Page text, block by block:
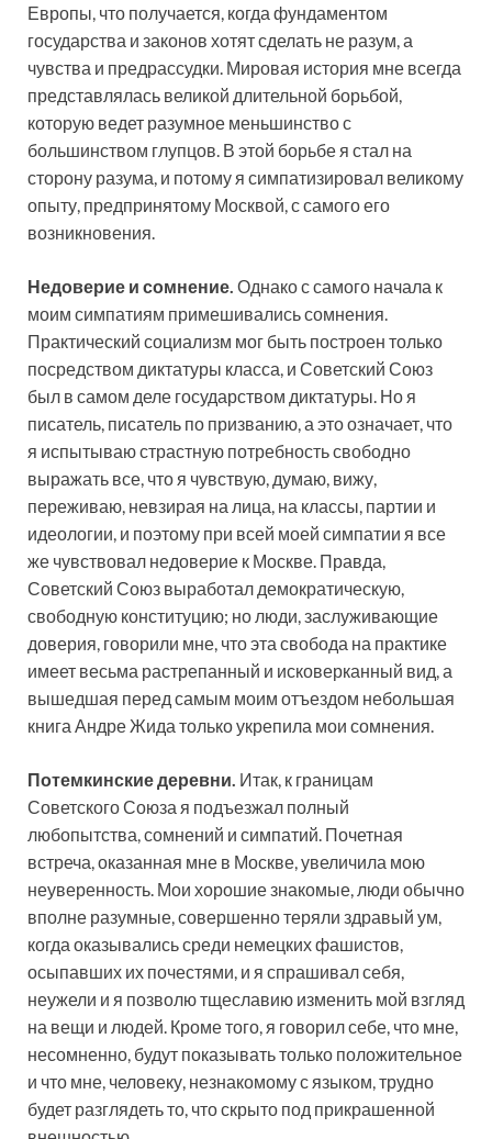
Европы, что получается, когда фундаментом
государства и законов хотят сделать не разум, а
чувства и предрассудки. Мировая история мне всегда
представлялась великой длительной борьбой,
которую ведет разумное меньшинство с
большинством глупцов. В этой борьбе я стал на
сторону разума, и потому я симпатизировал великому
опыту, предпринятому Москвой, с самого его
возникновения.
Недоверие и сомнение. Однако с самого начала к
моим симпатиям примешивались сомнения.
Практический социализм мог быть построен только
посредством диктатуры класса, и Советский Союз
был в самом деле государством диктатуры. Но я
писатель, писатель по призванию, а это означает, что
я испытываю страстную потребность свободно
выражать все, что я чувствую, думаю, вижу,
переживаю, невзирая на лица, на классы, партии и
идеологии, и поэтому при всей моей симпатии я все
же чувствовал недоверие к Москве. Правда,
Советский Союз выработал демократическую,
свободную конституцию; но люди, заслуживающие
доверия, говорили мне, что эта свобода на практике
имеет весьма растрепанный и исковерканный вид, а
вышедшая перед самым моим отъездом небольшая
книга Андре Жида только укрепила мои сомнения.
Потемкинские деревни. Итак, к границам
Советского Союза я подъезжал полный
любопытства, сомнений и симпатий. Почетная
встреча, оказанная мне в Москве, увеличила мою
неуверенность. Мои хорошие знакомые, люди обычно
вполне разумные, совершенно теряли здравый ум,
когда оказывались среди немецких фашистов,
осыпавших их почестями, и я спрашивал себя,
неужели и я позволю тщеславию изменить мой взгляд
на вещи и людей. Кроме того, я говорил себе, что мне,
несомненно, будут показывать только положительное
и что мне, человеку, незнакомому с языком, трудно
будет разглядеть то, что скрыто под прикрашенной